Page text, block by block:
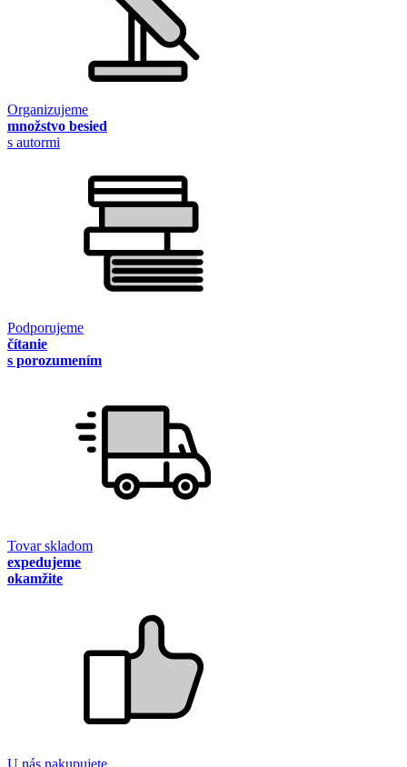
Organizujeme
množstvo besied
s autormi
Podporujeme
čítanie
s porozumením
Tovar skladom
expedujeme
okamžite